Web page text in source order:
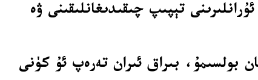
تېپىپ چىقىدىغانلىقىنى ۋە
بولسىمۇ، بىراق ئىران تەرەپ ئۇ كۈنى